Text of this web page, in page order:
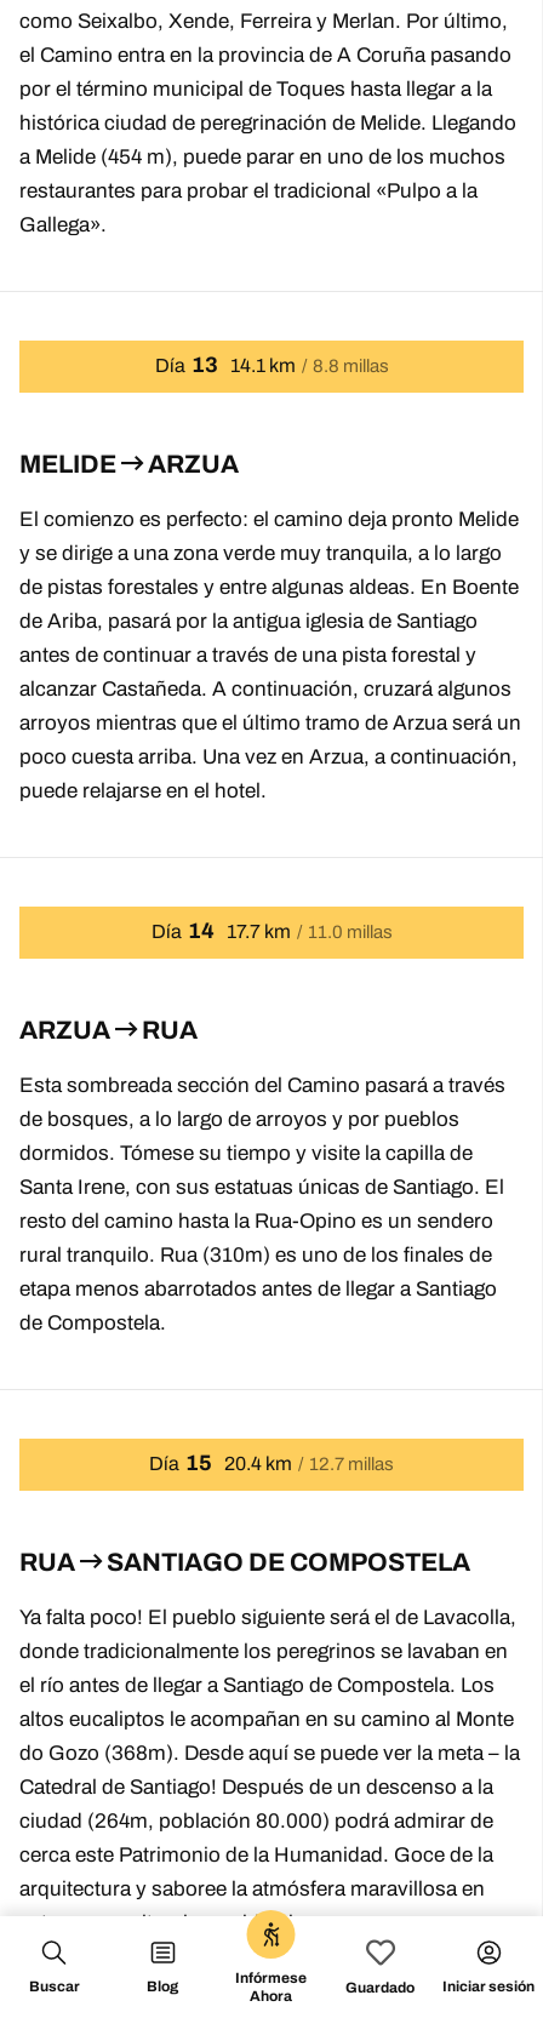
como Seixalbo, Xende, Ferreira y Merlan. Por último,
el Camino entra en la provincia de A Coruña pasando
por el término municipal de Toques hasta llegar a la
histórica ciudad de peregrinación de Melide. Llegando
a Melide (454 m), puede parar en uno de los muchos
restaurantes para probar el tradicional «Pulpo a la
Gallega».
Día 13 14.1 km 8.8 millas
MELIDE ARZUA
El comienzo es perfecto: el camino deja pronto Melide
y se dirige a una zona verde muy tranquila, a lo largo
de pistas forestales y entre algunas aldeas. En Boente
de Ariba, pasará por la antigua iglesia de Santiago
antes de continuar a través de una pista forestal y
alcanzar Castañeda. A continuación, cruzará algunos
arroyos mientras que el último tramo de Arzua será un
poco cuesta arriba. Una vez en Arzua, a continuación,
puede relajarse en el hotel.
Día 14 17.7 km 11.0 millas
ARZUA RUA
Esta sombreada sección del Camino pasará a través
de bosques, a lo largo de arroyos y por pueblos
dormidos. Tómese su tiempo y visite la capilla de
Santa Irene, con sus estatuas únicas de Santiago. El
resto del camino hasta la Rua-Opino es un sendero
rural tranquilo. Rua (310m) es uno de los finales de
etapa menos abarrotados antes de llegar a Santiago
de Compostela.
Día 15 20.4 km 12.7 millas
RUA SANTIAGO DE COMPOSTELA
Ya falta poco! El pueblo siguiente será el de Lavacolla,
donde tradicionalmente los peregrinos se lavaban en
el río antes de llegar a Santiago de Compostela. Los
altos eucaliptos le acompañan en su camino al Monte
do Gozo (368m). Desde aquí se puede ver la meta – la
Catedral de Santiago! Después de un descenso a la
ciudad (264m, población 80.000) podrá admirar de
cerca este Patrimonio de la Humanidad. Goce de la
arquitectura y saboree la atmósfera maravillosa en
esta meca cultural y espiritual.
Buscar Blog
Infórmese
Ahora
Guardado Iniciar sesión